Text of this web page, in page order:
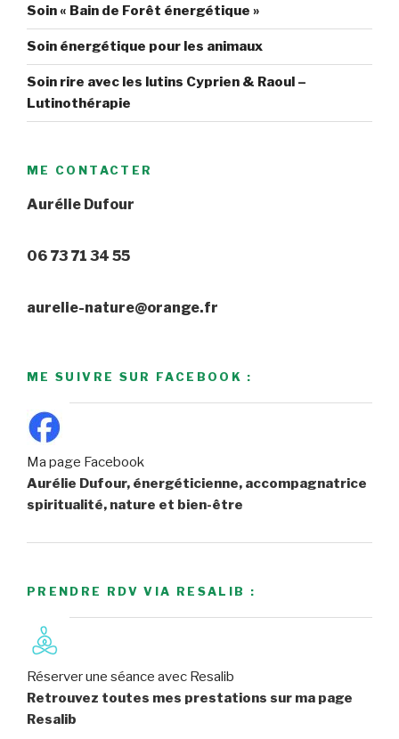
Soin « Bain de Forêt énergétique »
Soin énergétique pour les animaux
Soin rire avec les lutins Cyprien & Raoul –
Lutinothérapie
ME CONTACTER
Aurélie Dufour
06 73 71 34 55
aurelie-nature@orange.fr
ME SUIVRE SUR FACEBOOK :
Ma page Facebook
Aurélie Dufour, énergéticienne, accompagnatrice
spiritualité, nature et bien-être
PRENDRE RDV VIA RESALIB :
Réserver une séance avec Resalib
Retrouvez toutes mes prestations sur ma page
Resalib